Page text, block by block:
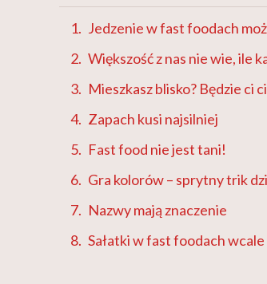
Jedzenie w fast foodach
Większość z nas nie wie, ile
Mieszkasz blisko? Będzie ci
Zapach kusi najsilniej
Fast food nie jest tani!
Gra kolorów – sprytny trik
Nazwy mają znaczenie
Sałatki w fast foodach